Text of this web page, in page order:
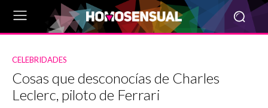
CELEBRIDADES
Cosas que desconocías de Charles
Leclerc, piloto de Ferrari